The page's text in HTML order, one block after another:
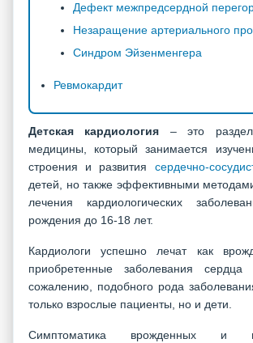
Дефект межпредсердной
Незаращение артериального
Синдром Эйзенменгера
Ревмокардит
Детская кардиология – это раздел
медицины, который занимается
строения и развития сердечно-
детей, но также эффективными
лечения кардиологических
рождения до 16-18 лет.
Кардиологи успешно лечат как
приобретенные заболевания
сожалению, подобного рода
только взрослые пациенты, но и дети.
Симптоматика врожденных и